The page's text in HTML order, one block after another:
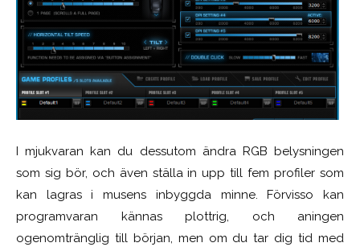
I mjukvaran kan du dessutom ändra RGB belysningen
som sig bör, och även ställa in upp till fem profiler som
kan lagras i musens inbyggda minne. Förvisso kan
programvaran kännas plottrig, och aningen
ogenomtränglig till början, men om du tar dig tid med